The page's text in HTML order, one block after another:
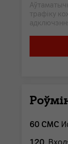
трафіку
60 СМС
120